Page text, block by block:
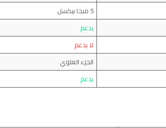
5 ميجا بيكسل
يدعم
لا يدعم
الجزء العلوي
يدعم